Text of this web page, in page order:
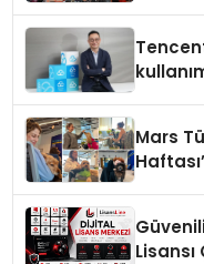
Mars